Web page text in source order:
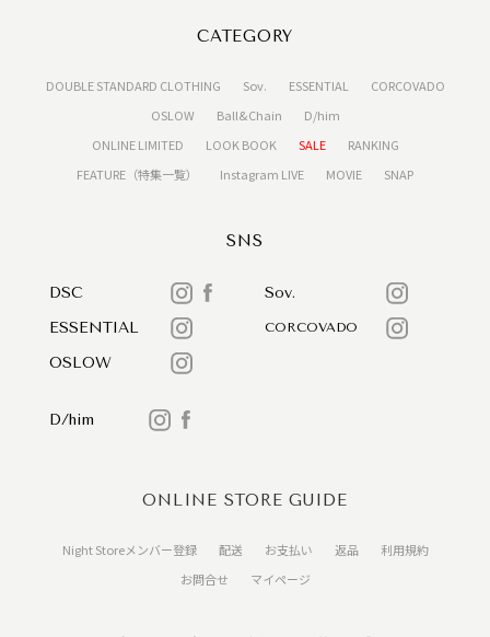
CATEGORY
DOUBLE STANDARD CLOTHING Sov. ESSENTIAL
CORCOVADO
OSLOW
Ball&Chain
D/him
ONLINE LIMITED
LOOK BOOK SALE
RANKING
FEATURE（特集一覧）
Instagram LIVE MOVIE SNAP
SNS
DSC
Sov.
ESSENTIAL
CORCOVADO
OSLOW
D/him
ONLINE STORE GUIDE
Night Storeメンバー登録 配送 お支払い 返品
利用規約
お問合せ
マイページ